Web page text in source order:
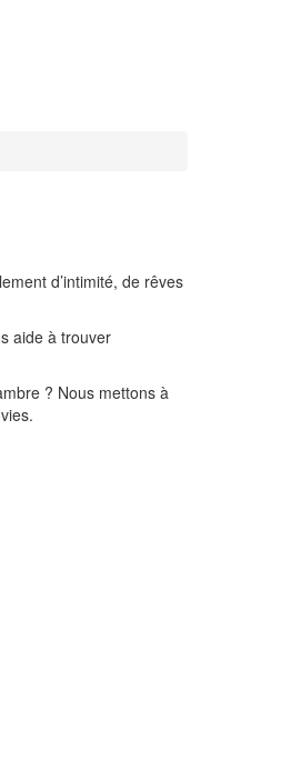
d’intimité, de rêves
aide à trouver
? Nous mettons à